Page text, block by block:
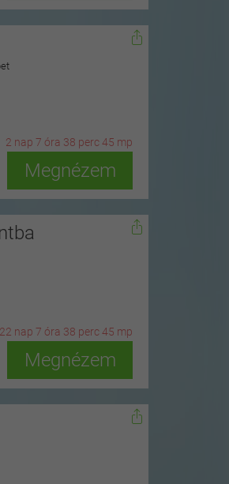
2 nap 7 óra 38 perc43 mp
Megnézem
22 nap 7 óra 38 perc43 mp
Megnézem